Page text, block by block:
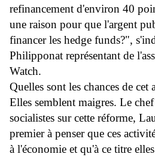
refinancement d'environ 40
une raison pour que l'argent
financer les hedge funds?",
Philipponat représentant de
Watch.
Quelles sont les chances de cet
Elles semblent maigres. Le
socialistes sur cette réforme,
premier à penser que ces
à l'économie et qu'à ce titre